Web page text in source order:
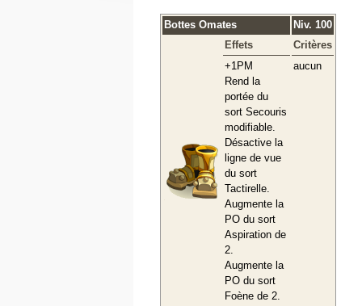
Bottes Omates
Niv. 100
Effets
Critères
+1PM
Rend la
portée du
sort Secouris
modifiable.
Désactive la
ligne de vue
du sort
Tactirelle.
Augmente la
PO du sort
Aspiration de
2.
Augmente la
PO du sort
Foène de 2.
aucun